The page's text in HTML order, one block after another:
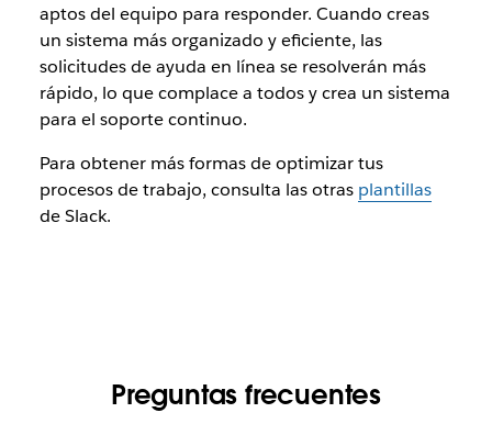
aptos del equipo para responder. Cuando creas
un sistema más organizado y eficiente, las
solicitudes de ayuda en línea se resolverán más
rápido, lo que complace a todos y crea un sistema
para el soporte continuo.
Para obtener más formas de optimizar tus
procesos de trabajo, consulta las otras plantillas
de Slack.
Preguntas frecuentes